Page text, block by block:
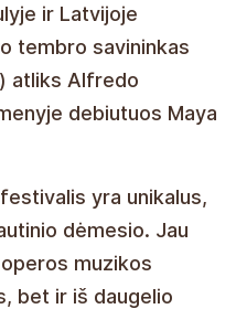
ir Latvijoje
tembro savininkas
atliks Alfredo
debiutuos Maya
yra unikalus,
dėmesio. Jau
muzikos
bet ir iš daugelio